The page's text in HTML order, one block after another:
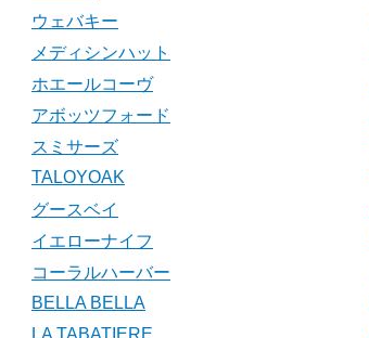
ウェバキー
メディシンハット
ホエールコーヴ
アボッツフォード
スミサーズ
TALOYOAK
グースベイ
イエローナイフ
コーラルハーバー
BELLA BELLA
LA TABATIERE